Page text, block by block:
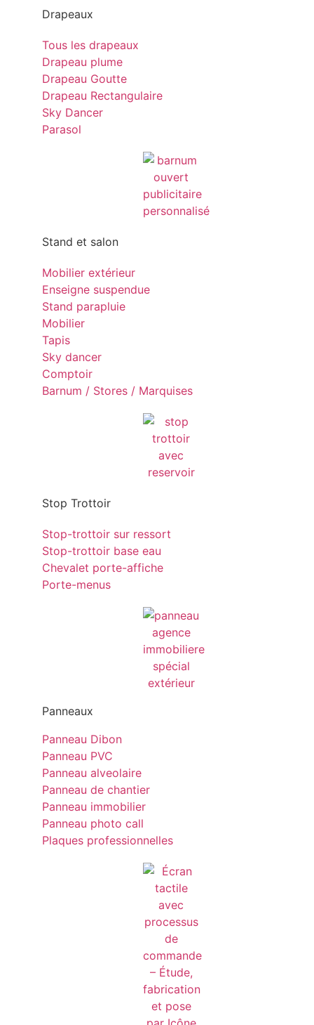
Drapeaux
Tous les drapeaux
Drapeau plume
Drapeau Goutte
Drapeau Rectangulaire
Sky Dancer
Parasol
Stand et salon
Mobilier extérieur
Enseigne suspendue
Stand parapluie
Mobilier
Tapis
Sky dancer
Comptoir
Barnum / Stores / Marquises
Stop Trottoir
Stop-trottoir sur ressort
Stop-trottoir base eau
Chevalet porte-affiche
Porte-menus
Panneaux
Panneau Dibon
Panneau PVC
Panneau alveolaire
Panneau de chantier
Panneau immobilier
Panneau photo call
Plaques professionnelles